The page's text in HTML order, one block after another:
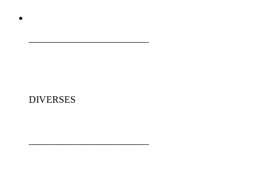
DIVERSES